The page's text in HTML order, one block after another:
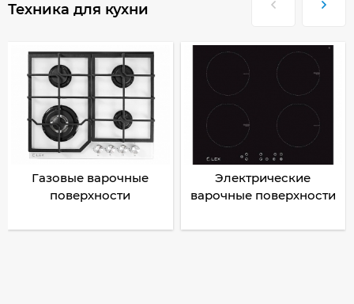
Техника для кухни
Газовые варочные
поверхности
Электрические
варочные поверхности